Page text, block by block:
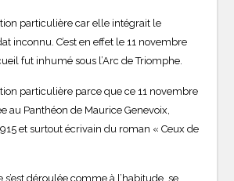
particulière car elle intégrait le
inconnu. C’est en effet le 11 novembre
fut inhumé sous l’Arc de Triomphe.
particulière parce que ce 11 novembre
au Panthéon de Maurice Genevoix,
et surtout écrivain du roman « Ceux de
s’est déroulée comme à l’habitude, se